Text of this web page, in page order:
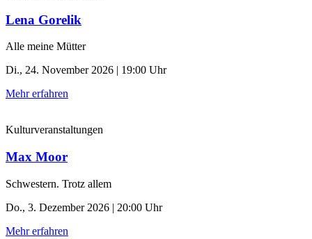
Lena Gorelik
Alle meine Mütter
Di., 24. November 2026 | 19:00 Uhr
Mehr erfahren
Kulturveranstaltungen
Max Moor
Schwestern. Trotz allem
Do., 3. Dezember 2026 | 20:00 Uhr
Mehr erfahren